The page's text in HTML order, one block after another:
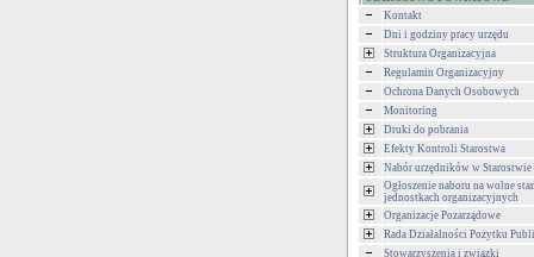
Kontakt
Dni i godziny pracy urzędu
Struktura Organizacyjna
Regulamin Organizacyjny
Ochrona Danych Osobowych
Monitoring
Druki do pobrania
Efekty Kontroli Starostwa
Nabór urzędników w Starostwie
Ogłoszenie naboru na wolne
jednostkach organizacyjnych
Organizacje Pozarządowe
Rada Działalności Pożytku
Stowarzyszenia i związki